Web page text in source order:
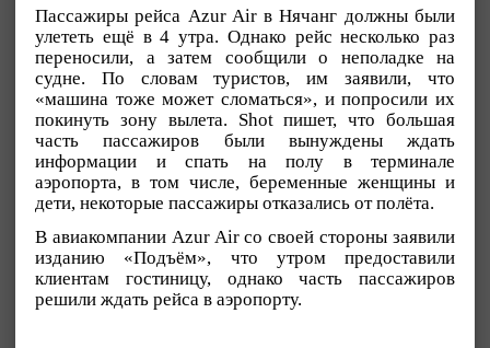
Пассажиры рейса Azur Air в Нячанг должны были
улететь ещё в 4 утра. Однако рейс несколько раз
переносили, а затем сообщили о неполадке на
судне. По словам туристов, им заявили, что
«машина тоже может сломаться», и попросили их
покинуть зону вылета. Shot пишет, что большая
часть пассажиров были вынуждены ждать
информации и спать на полу в терминале
аэропорта, в том числе, беременные женщины и
дети, некоторые пассажиры отказались от полёта.
В авиакомпании Azur Air со своей стороны заявили
изданию «Подъём», что утром предоставили
клиентам гостиницу, однако часть пассажиров
решили ждать рейса в аэропорту.